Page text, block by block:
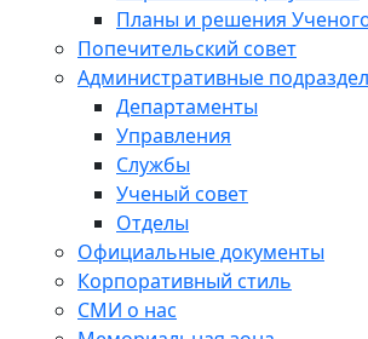
Планы и решения
Попечительский совет
Административные
Департаменты
Управления
Службы
Ученый совет
Отделы
Официальные документы
Корпоративный стиль
СМИ о нас